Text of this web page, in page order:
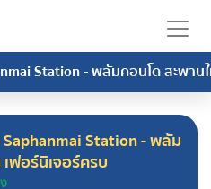
Station - พลัมคอนโด สะพาน
Station - พลัม
ฟอร์นิเจอร์ครบ